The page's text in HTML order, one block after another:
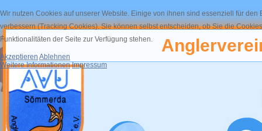
Wir nutzen Cookies auf unserer Website. Einige von ihnen sind essenziell für
verbessern (Tracking Cookies). Sie können selbst entscheiden, ob Sie die
Funktionalitäten der Seite zur Verfügung stehen.
Akzeptieren Ablehnen
Weitere Informationen Impressum